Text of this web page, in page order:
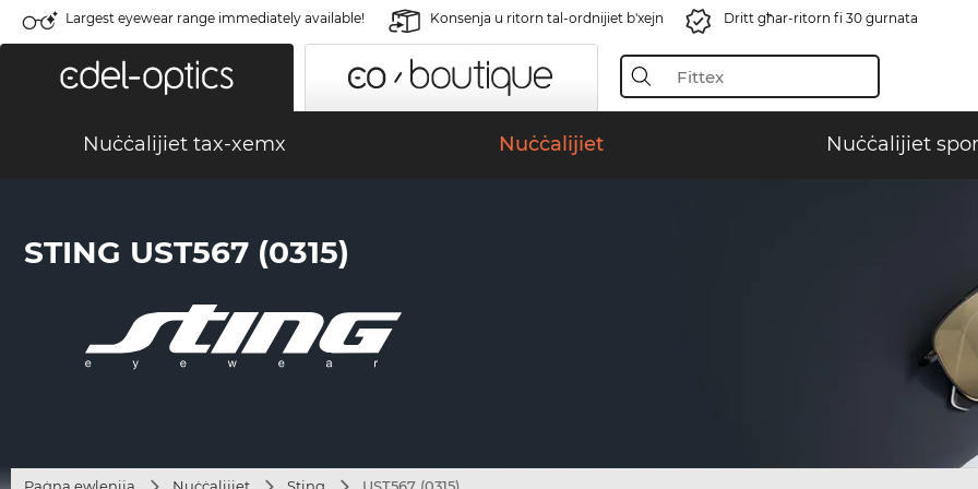
Largest eyewear range immediately available! Konsenja u ritorn tal-ordnijiet b'xejn Dritt għar-ritorn fi 30 ġurnata
Nuċċalijiet tax-xemx Nuċċalijiet Nuċċalijiet
STING UST567 (0315)